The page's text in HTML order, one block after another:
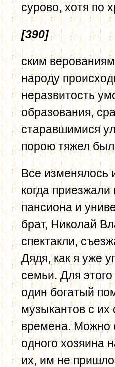
сурово, хотя по
[390]
ским
народу
неразвитость
образования,
старавшимися
порою тяжел
Все изменялось
когда
пансиона и
брат, Николай
спектакли,
Дядя, как я уже
семьи. Для
один богатый
музыкантов с их
времена. Можно
одного хозяина
их, им не